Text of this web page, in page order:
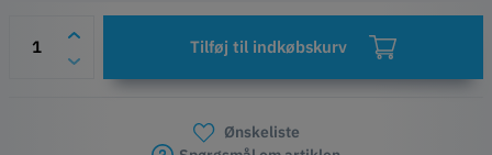
Tilføj til indkøbskurv
Ønskeliste